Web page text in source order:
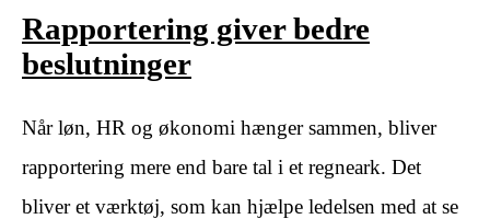
Rapportering giver bedre
beslutninger
Når løn, HR og økonomi hænger sammen, bliver
rapportering mere end bare tal i et regneark. Det
bliver et værktøj, som kan hjælpe ledelsen med at se